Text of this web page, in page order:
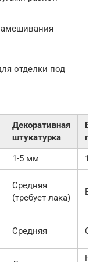
отделки под
Декоративная
штукатурка
1-5 мм
Средняя
(требует лака)
Средняя